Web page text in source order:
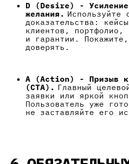
D (Desire) - Усиление
желания. Используйте
доказательства:
клиентов, портфолио,
и гарантии.
доверять.
A (Action) - Призыв к
(CTA). Главный
заявки или яркой
Пользователь уже
не заставляйте его